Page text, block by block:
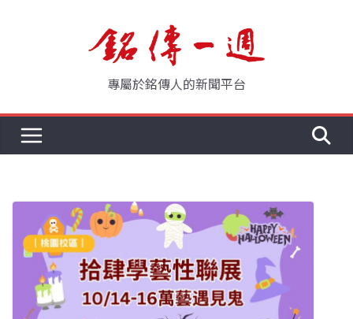
專屬於銘傳人的新聞平台